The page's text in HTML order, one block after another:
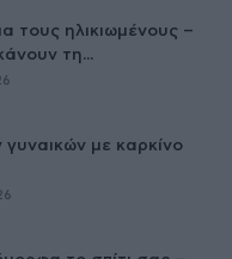
τους ηλικιωμένους –
τη...
με καρκίνο